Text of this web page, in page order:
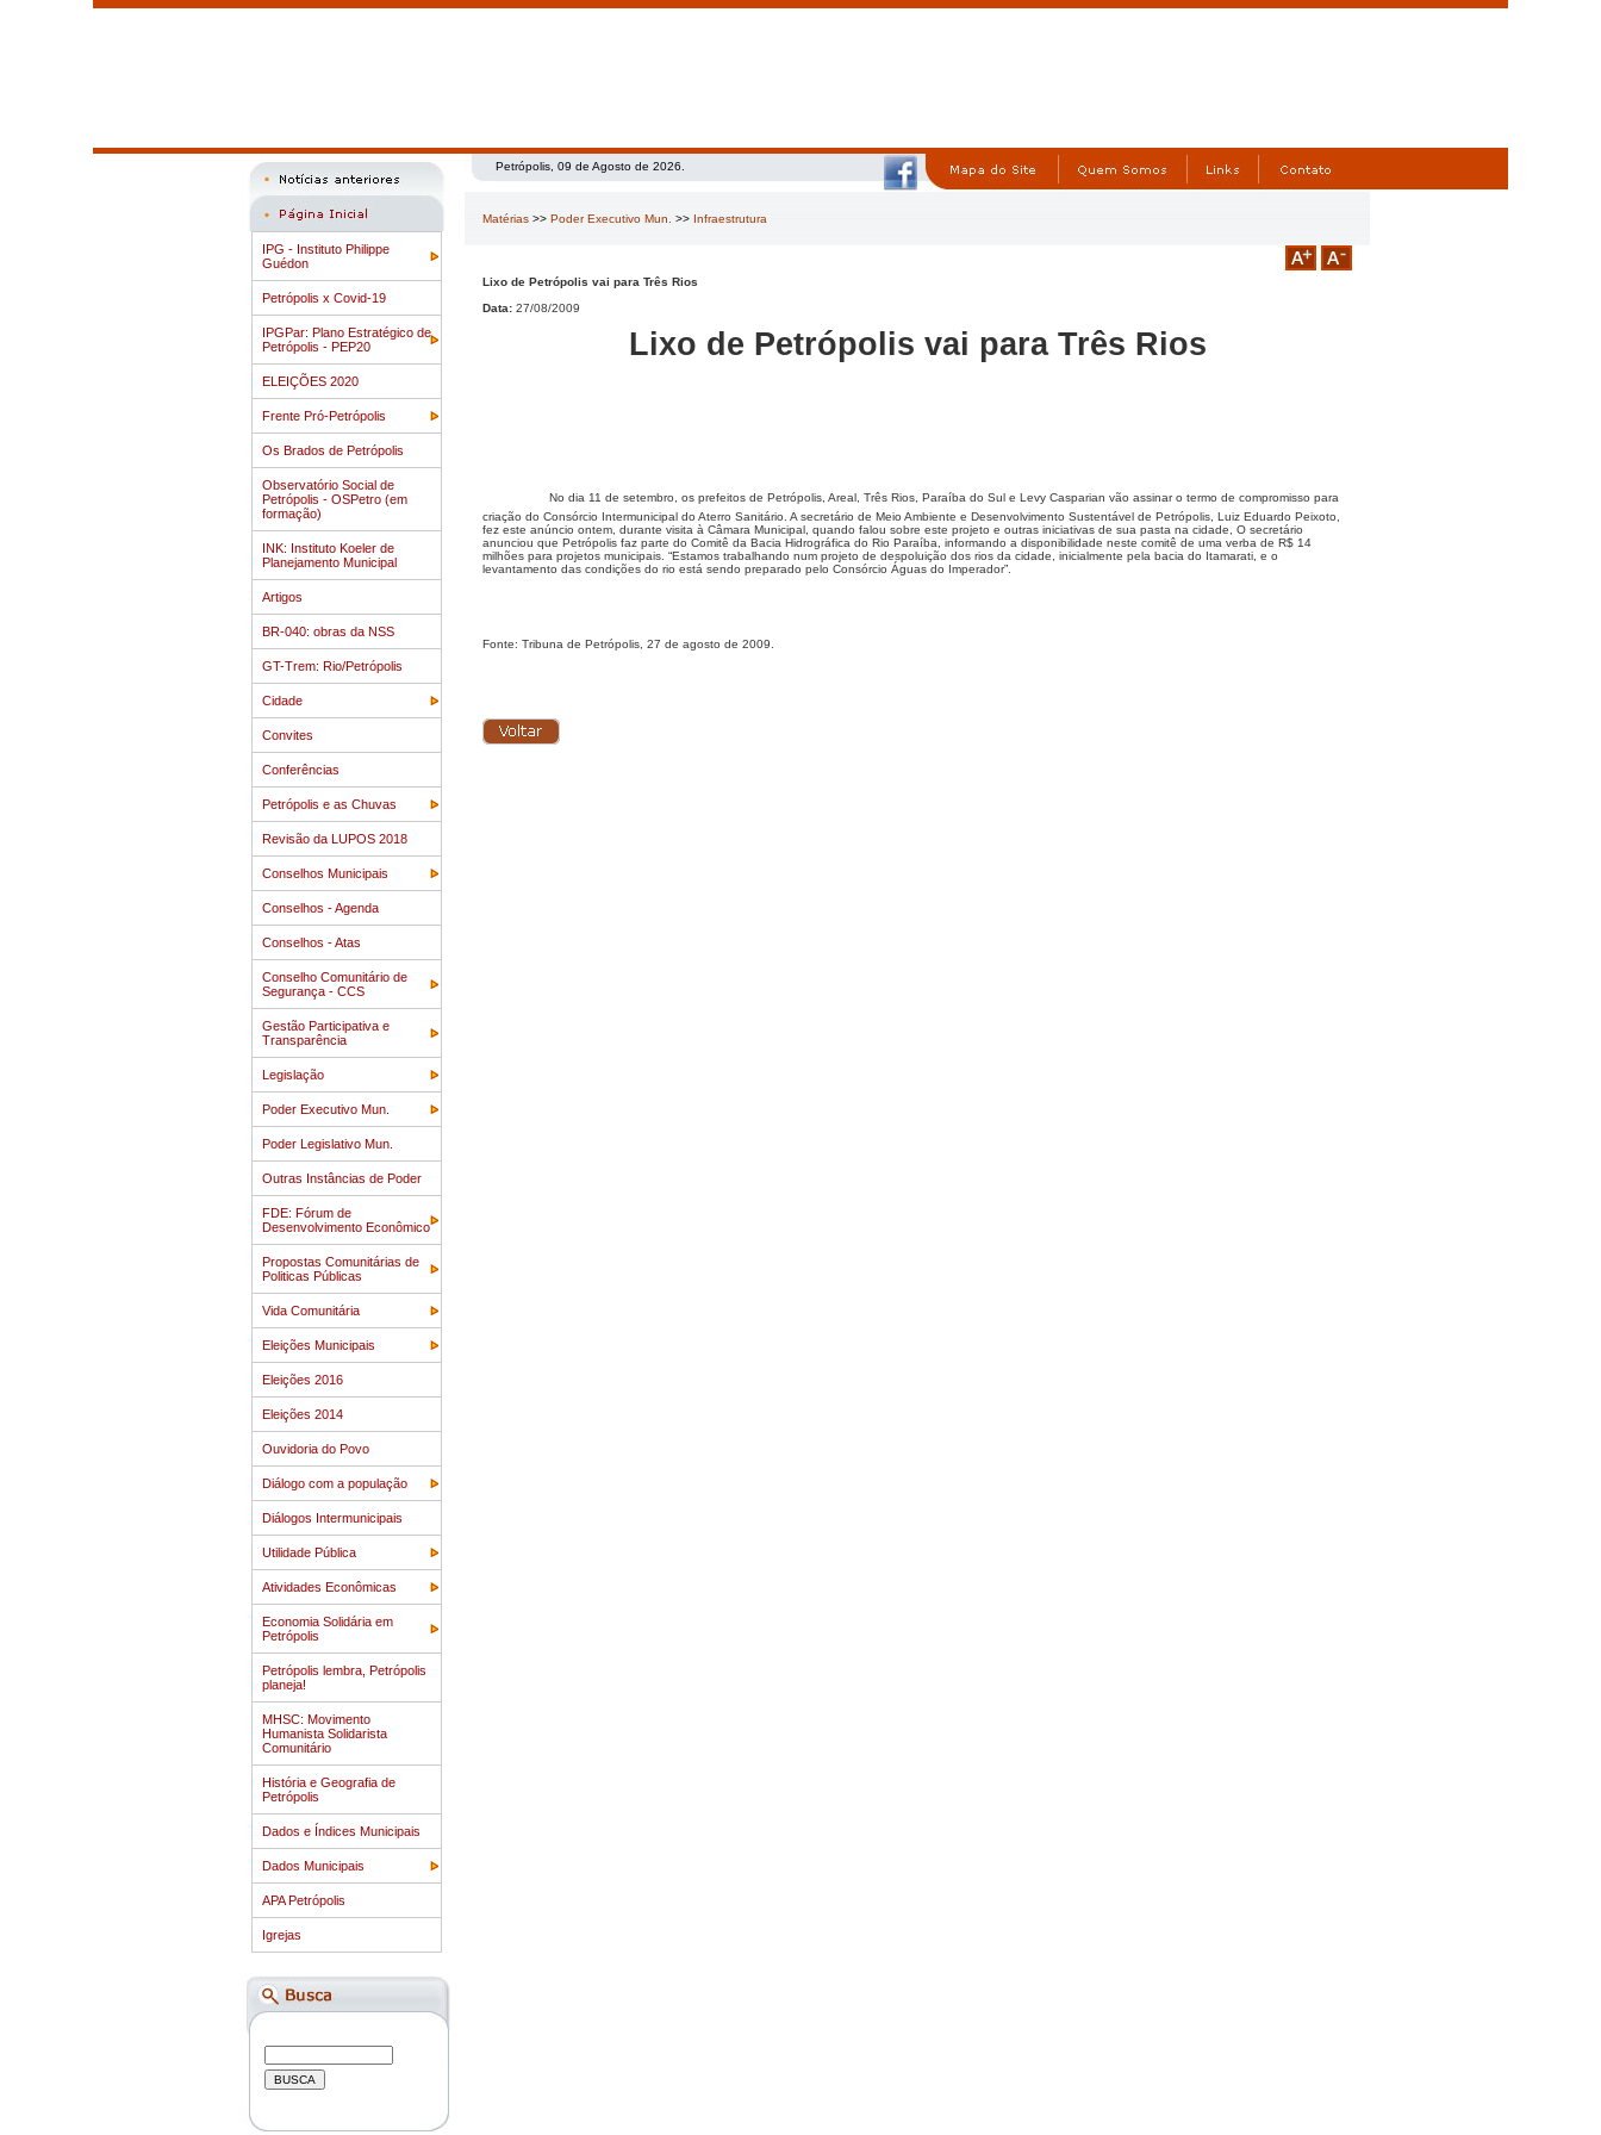
IPG - Instituto Philippe
Guédon
Petrópolis x Covid-19
IPGPar: Plano Estratégico de
Petrópolis - PEP20
ELEIÇÕES 2020
Frente Pró-Petrópolis
Os Brados de Petrópolis
Observatório Social de
Petrópolis - OSPetro (em
formação)
INK: Instituto Koeler de
Planejamento Municipal
Artigos
BR-040: obras da NSS
GT-Trem: Rio/Petrópolis
Cidade
Convites
Conferências
Petrópolis e as Chuvas
Revisão da LUPOS 2018
Conselhos Municipais
Conselhos - Agenda
Conselhos - Atas
Conselho Comunitário de
Segurança - CCS
Gestão Participativa e
Transparência
Legislação
Poder Executivo Mun.
Poder Legislativo Mun.
Outras Instâncias de Poder
FDE: Fórum de
Desenvolvimento Econômico
Propostas Comunitárias de
Politicas Públicas
Vida Comunitária
Eleições Municipais
Eleições 2016
Eleições 2014
Ouvidoria do Povo
Diálogo com a população
Diálogos Intermunicipais
Utilidade Pública
Atividades Econômicas
Economia Solidária em
Petrópolis
Petrópolis lembra, Petrópolis
planeja!
MHSC: Movimento
Humanista Solidarista
Comunitário
História e Geografia de
Petrópolis
Dados e Índices Municipais
Dados Municipais
APA Petrópolis
Igrejas
Petrópolis, 09 de Agosto de 2026.
Matérias >> Poder Executivo Mun. >> Infraestrutura
Lixo de Petrópolis vai para Três Rios
Data: 27/08/2009
Lixo de Petrópolis vai para Três Rios
No dia 11 de setembro, os prefeitos de Petrópolis, Areal, Três Rios, Paraíba do Sul e Levy Casparian vão assinar o termo de compromisso para
criação do Consórcio Intermunicipal do Aterro Sanitário. A secretário de Meio Ambiente e Desenvolvimento Sustentável de Petrópolis, Luiz Eduardo Peixoto,
fez este anúncio ontem, durante visita à Câmara Municipal, quando falou sobre este projeto e outras iniciativas de sua pasta na cidade, O secretário
anunciou que Petrópolis faz parte do Comitê da Bacia Hidrográfica do Rio Paraíba, informando a disponibilidade neste comitê de uma verba de R$ 14
milhões para projetos municipais. “Estamos trabalhando num projeto de despoluição dos rios da cidade, inicialmente pela bacia do Itamarati, e o
levantamento das condições do rio está sendo preparado pelo Consórcio Águas do Imperador”.
Fonte: Tribuna de Petrópolis, 27 de agosto de 2009.